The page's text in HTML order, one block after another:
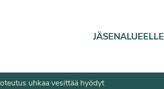
JÄSENALUEELLE
uhkaa vesittää hyödyt